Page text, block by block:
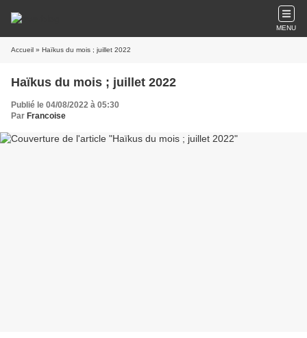
MENU
Accueil » Haïkus du mois ; juillet 2022
Haïkus du mois ; juillet 2022
Publié le 04/08/2022 à 05:30
Par Francoise